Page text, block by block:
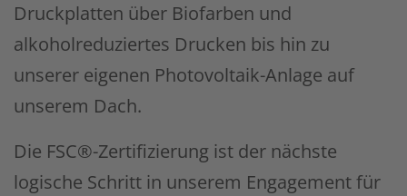
Druckplatten über Biofarben und
alkoholreduziertes Drucken bis hin zu
unserer eigenen Photovoltaik-Anlage auf
unserem Dach.
Die FSC®-Zertifizierung ist der nächste
logische Schritt in unserem Engagement für